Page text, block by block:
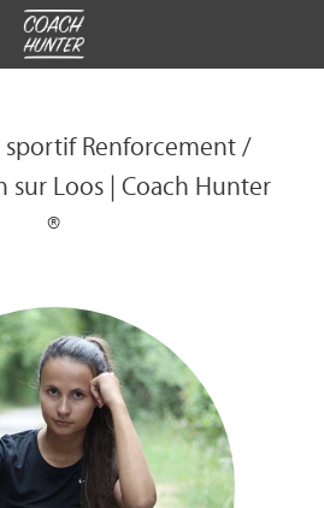
sportif Renforcement /
Loos | Coach Hunter
®